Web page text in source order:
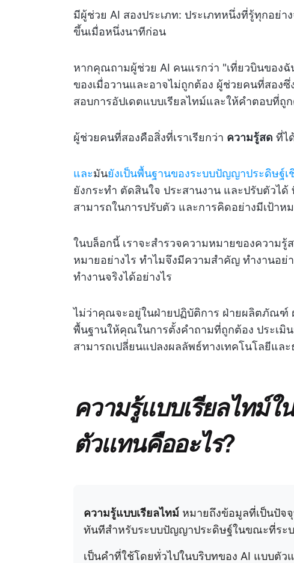
มีผู้ช่วย AI สองประเภท: ประเภทหนึ่งที่รู้ทุกอย่
ขึ้นเมื่อหนึ่งนาทีก่อน
หากคุณถามผู้ช่วย AI คนแรกว่า "เที่ยวบินของฉั
ของเมื่อวานและอาจไม่ถูกต้อง ผู้ช่วยคนที่สอง
สอบการอัปเดตแบบเรียลไทม์และให้คำตอบที่ถู
ผู้ช่วยคนที่สองคือสิ่งที่เราเรียกว่า ความรู้สด ที่ไ
และมันยังเป็นพื้นฐานของระบบปัญญาประดิษฐ์เ
ยังกระทำ ตัดสินใจ ประสานงาน และปรับตัวไ
สามารถในการปรับตัว และการคิดอย่างมีเป้าห
ในบล็อกนี้ เราจะสำรวจความหมายของความ
หมายอย่างไร ทำไมจึงมีความสำคัญ ทำงานอ
ทำงานจริงได้อย่างไร
ไม่ว่าคุณจะอยู่ในฝ่ายปฏิบัติการ ฝ่ายผลิตภัณฑ์
พื้นฐานให้คุณในการตั้งคำถามที่ถูกต้อง ประเมิ
สามารถเปลี่ยนแปลงผลลัพธ์ทางเทคโนโลยีแล
ความรู้แบบเรียลไทม์
ตัวแทนคืออะไร?
ความรู้แบบเรียลไทม์ หมายถึงข้อมูลที่เป็นปัจ
ทันทีสำหรับระบบปัญญาประดิษฐ์ในขณะที่ระบ
เป็นคำที่ใช้โดยทั่วไปในบริบทของ AI แบบตั